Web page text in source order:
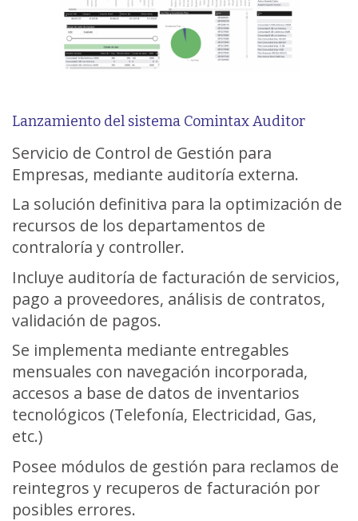
Lanzamiento del sistema Comintax Auditor
Servicio de Control de Gestión para
Empresas, mediante auditoría externa.
La solución definitiva para la optimización de
recursos de los departamentos de
contraloría y controller.
Incluye auditoría de facturación de servicios,
pago a proveedores, análisis de contratos,
validación de pagos.
Se implementa mediante entregables
mensuales con navegación incorporada,
accesos a base de datos de inventarios
tecnológicos (Telefonía, Electricidad, Gas,
etc.)
Posee módulos de gestión para reclamos de
reintegros y recuperos de facturación por
posibles errores.